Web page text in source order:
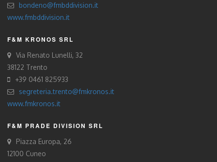
bondeno@fmbddivision.it
www.fmbddivision.it
F&M KRONOS SRL
Via Renato Lunelli, 32
38122 Trento
+39 0461 825933
segreteria.trento@fmkronos.it
www.fmkronos.it
F&M PRADE DIVISION SRL
Piazza Europa, 26
12100 Cuneo